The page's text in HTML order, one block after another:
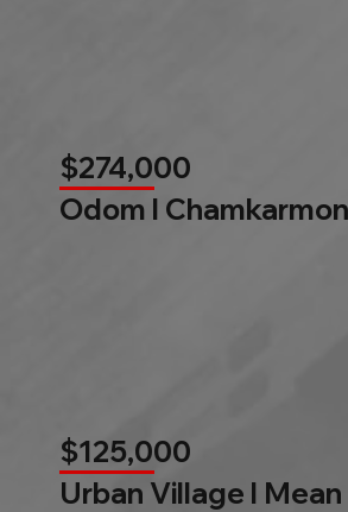
$274,000
Odom l Chamkarmon
$125,000
Urban Village l